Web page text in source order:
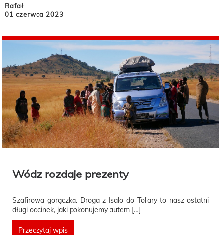
Rafał
01 czerwca 2023
Wódz rozdaje prezenty
Szafirowa gorączka. Droga z Isalo do Toliary to nasz ostatni
długi odcinek, jaki pokonujemy autem […]
Przeczytaj wpis